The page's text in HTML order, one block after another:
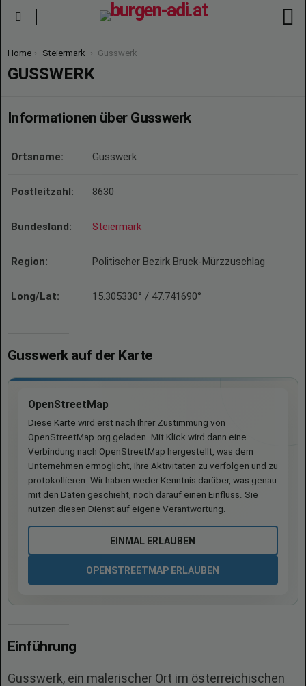
You are here:
Home Steiermark Gusswerk
GUSSWERK
Informationen über Gusswerk
Ortsname: Gusswerk
Postleitzahl: 8630
Bundesland: Steiermark
Region: Politischer Bezirk Bruck-Mürzzuschlag
Long/Lat: 15.305330° / 47.741690°
Gusswerk auf der Karte
OpenStreetMap
Diese Karte wird erst nach Ihrer Zustimmung von
OpenStreetMap.org geladen. Mit Klick wird dann eine
Verbindung nach OpenStreetMap hergestellt, was dem
Unternehmen ermöglicht, Ihre Aktivitäten zu verfolgen und zu
protokollieren. Wir haben weder Kenntnis darüber, was genau
mit den Daten geschieht, noch darauf einen Einfluss. Sie
nutzen diesen Dienst auf eigene Verantwortung.
EINMAL ERLAUBEN
OPENSTREETMAP ERLAUBEN
Einführung
Gusswerk, ein malerischer Ort im österreichischen